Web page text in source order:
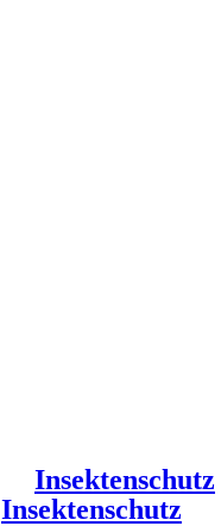
Insektenschutz
Insektenschutz